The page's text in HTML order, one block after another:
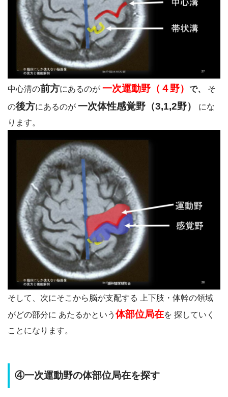
中心溝の前方にあるのが 一次運動野（４野） で、 そ
の後方にあるのが 一次体性感覚野（3,1,2野）
にな
ります。
そして、次にそこから脳が支配する 上下肢・体幹の領域
がどの部分に あたるかという 体部位局在を 探していく
ことになります。
④一次運動野の体部位局在を探す